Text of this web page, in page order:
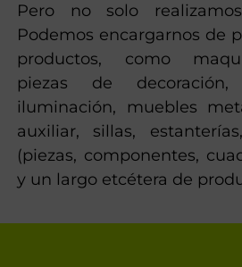
Pero no solo
Podemos encargarnos de
productos, como
piezas de
iluminación, muebles
auxiliar, sillas,
(piezas, componentes,
y un largo etcétera de